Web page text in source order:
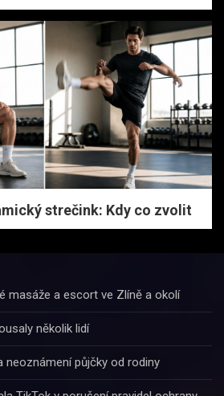
strečink: Kdy co zvolit
masáže a escort ve Zlíně a okolí
několik lidí
neoznámení půjčky od rodiny